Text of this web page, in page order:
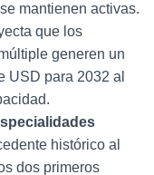
mantienen activas.
que los
generen un
USD para 2032 al
histórico al
dos primeros